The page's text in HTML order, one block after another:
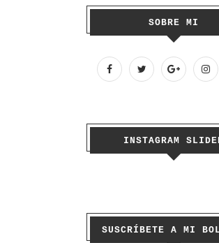
SOBRE MI
INSTAGRAM
SUSCRÍBETE A MI